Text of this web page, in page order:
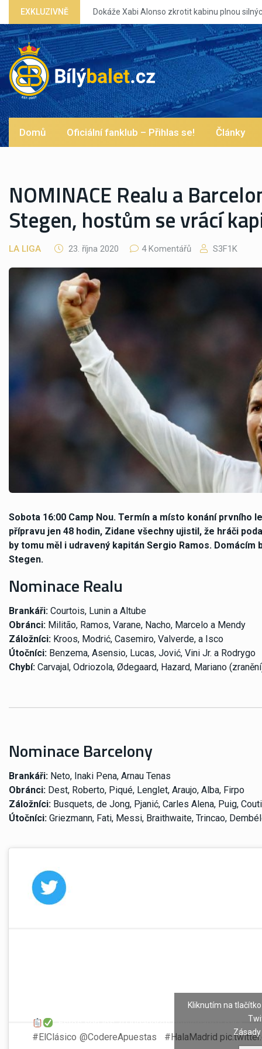
EXKLUZIVNĚ
silných eg?
Domů Oficiální fanklub – Přihlas se! Články
NOMINACE Realu a
Stegen, hostům se vrácí
LA LIGA 23. října 2020 4 Komentářů S3F1K
Sobota 16:00 Camp Nou. Termín a místo konání prvního
přípravu jen 48 hodin, Zidane všechny ujistil, že hráči
by tomu měl i udravený kapitán Sergio Ramos.
Stegen.
Nominace Realu
Brankáři: Courtois, Lunin a Altube
Obránci: Militão, Ramos, Varane, Nacho, Marcelo a Mendy
Záložníci: Kroos, Modrić, Casemiro, Valverde, a Isco
Útočníci: Benzema, Asensio, Lucas, Jović, Vini Jr. a Rodrygo
Chybí: Carvajal, Odriozola, Ødegaard, Hazard, Mariano
Nominace Barcelony
Brankáři: Neto, Inaki Pena, Arnau Tenas
Obránci: Dest, Roberto, Piqué, Lenglet, Araujo, Alba, Firpo
Záložníci: Busquets, de Jong, Pjanić, Carles Alena, Puig,
Útočníci: Griezmann, Fati, Messi, Braithwaite, Trincao,
#ElClásico @CodereApuestas #HalaMadrid
Kliknutím na